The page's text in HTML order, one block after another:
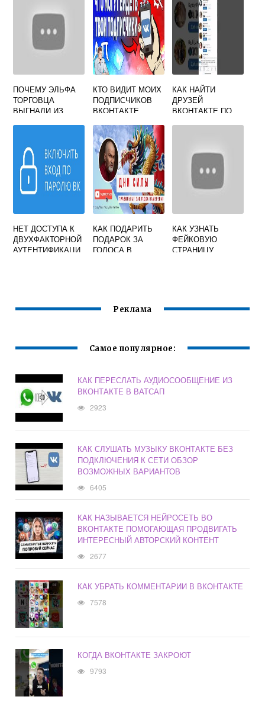
ПОЧЕМУ ЭЛЬФА
ТОРГОВЦА
ВЫГНАЛИ ИЗ
КТО ВИДИТ МОИХ
ПОДПИСЧИКОВ
ВКОНТАКТЕ
КАК НАЙТИ
ДРУЗЕЙ
ВКОНТАКТЕ ПО
НЕТ ДОСТУПА К
ДВУХФАКТОРНОЙ
АУТЕНТИФИКАЦИ
КАК ПОДАРИТЬ
ПОДАРОК ЗА
ГОЛОСА В
КАК УЗНАТЬ
ФЕЙКОВУЮ
СТРАНИЦУ
Реклама
Самое популярное:
КАК ПЕРЕСЛАТЬ АУДИОСООБЩЕНИЕ ИЗ
ВКОНТАКТЕ В ВАТСАП
2923
КАК СЛУШАТЬ МУЗЫКУ ВКОНТАКТЕ БЕЗ
ПОДКЛЮЧЕНИЯ К СЕТИ ОБЗОР
ВОЗМОЖНЫХ ВАРИАНТОВ
6405
КАК НАЗЫВАЕТСЯ НЕЙРОСЕТЬ ВО
ВКОНТАКТЕ ПОМОГАЮЩАЯ ПРОДВИГАТЬ
ИНТЕРЕСНЫЙ АВТОРСКИЙ КОНТЕНТ
2677
КАК УБРАТЬ КОММЕНТАРИИ В ВКОНТАКТЕ
7578
КОГДА ВКОНТАКТЕ ЗАКРОЮТ
9793